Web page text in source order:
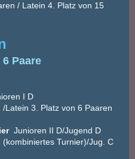
/ Latein 4. Platz von 15
Paare
I D
Latein 3. Platz von 6 Paaren
Junioren II D/Jugend D
Turnier)/Jug. C